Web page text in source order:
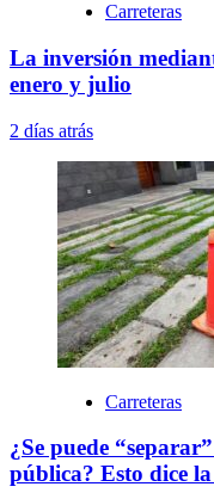
Carreteras
La inversión
enero y julio
2 días atrás
Carreteras
¿Se puede
pública? Esto dice